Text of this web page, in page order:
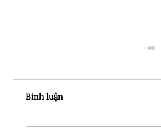
Bình luận